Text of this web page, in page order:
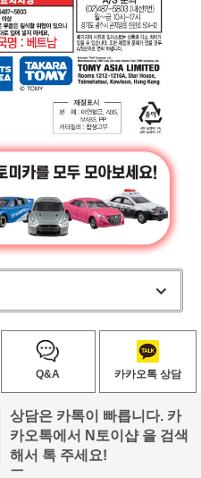
Q&A 카카오톡 상담
상담은 카톡이 빠릅니다. 카
카오톡에서 N토이샵 을 검색
해서 톡 주세요!
ㅡ